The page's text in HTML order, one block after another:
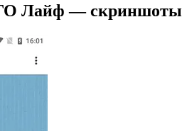
Лайф — скриншоты